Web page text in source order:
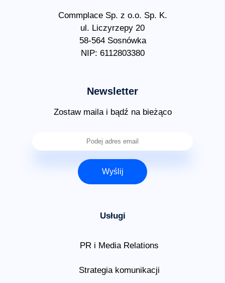
Commplace Sp. z o.o. Sp. K.
ul. Liczyrzepy 20
58-564 Sosnówka
NIP: 6112803380
Newsletter
Zostaw maila i bądź na bieżąco
Wyślij
Usługi
PR i Media Relations
Strategia komunikacji